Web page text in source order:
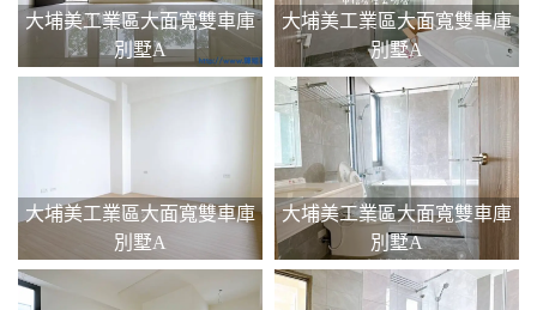
大埔美工業區大面寬雙車庫
別墅A
大埔美工業區大面寬雙車庫
別墅A
大埔美工業區大面寬雙車庫
別墅A
大埔美工業區大面寬雙車庫
別墅A